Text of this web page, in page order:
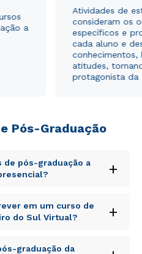
a
Atividades de
consideram os
específicos e
cada aluno e
conhecimentos,
atitudes,
protagonista da
Pós-Graduação
de pós-graduação a
+
iste natus error sit
laudantium,
quae ab illo inventore
voluptatem quia
em um curso de
do Sul Virtual?
+
iste natus error sit
graduação da